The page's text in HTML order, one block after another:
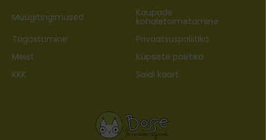
Müügitingimused Kaupade
kohaletoimetamine
Tagastamine
Privaatsuspoliitika
Meist
Küpsiste poliitika
KKK
Saidi kaart